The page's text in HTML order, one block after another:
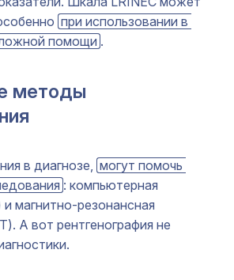
при использовании в
помощи .
методы
в диагнозе,
могут помочь
: компьютерная
магнитно-резонансная
А вот рентгенография не